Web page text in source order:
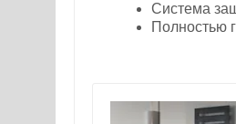
Система
Полностью